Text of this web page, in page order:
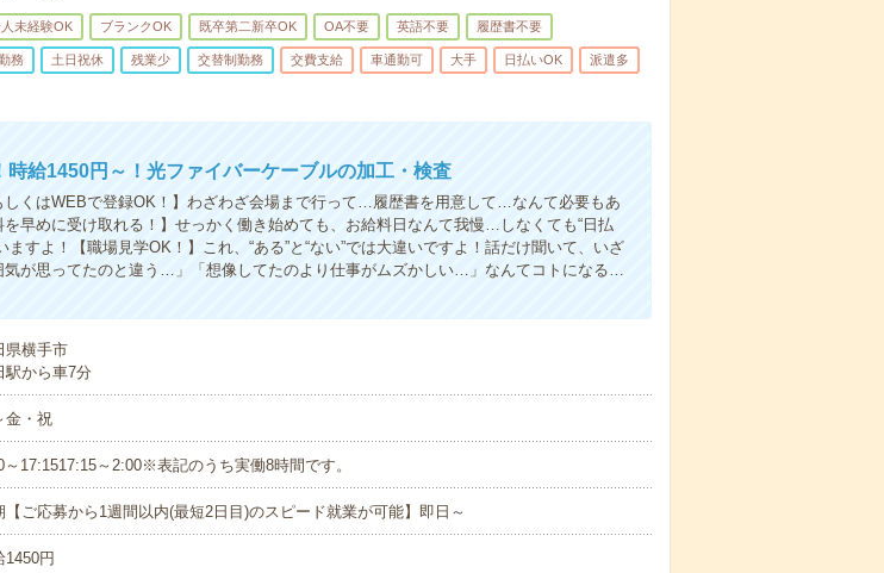
未経験OK ブランクOK 既卒第二新卒OK OA不要 英語不要 履歴書不要
務 土日祝休 残業少 交替制勤務 交費支給 車通勤可 大手 日払いOK 派遣多
時給1450円～！光ファイバーケーブルの加工・検査
しくはWEBで登録OK！】わざわざ会場まで行って…履歴書を用意して…なんて必要もあ
を早めに受け取れる！】せっかく働き始めても、お給料日なんて我慢…しなくても“日払
ますよ！【職場見学OK！】これ、“ある”と“ない”では大違いですよ！話だけ聞いて、いざ
気が思ってたのと違う…」「想像してたのより仕事がムズかしい…」なんてコトになる…
県横手市
駅から車7分
金・祝
～17:1517:15～2:00※表記のうち実働8時間です。
【ご応募から1週間以内(最短2日目)のスピード就業が可能】即日～
1450円